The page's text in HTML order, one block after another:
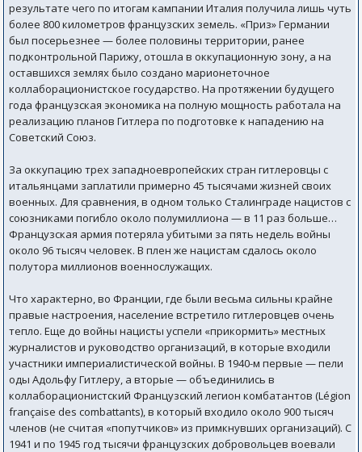
результате чего по итогам кампании Италия получила лишь чуть
более 800 километров французских земель. «Приз» Германии
был посерьезнее — более половины территории, ранее
подконтрольной Парижу, отошла в оккупационную зону, а на
оставшихся землях было создано марионеточное
коллаборационистское государство. На протяжении будущего
года французская экономика на полную мощность работала на
реализацию планов Гитлера по подготовке к нападению на
Советский Союз.
За оккупацию трех западноевропейских стран гитлеровцы с
итальянцами заплатили примерно 45 тысячами жизней своих
военных. Для сравнения, в одном только Сталинграде нацистов с
союзниками погибло около полумиллиона — в 11 раз больше…
Французская армия потеряла убитыми за пять недель войны
около 96 тысяч человек. В плен же нацистам сдалось около
полутора миллионов военнослужащих.
Что характерно, во Франции, где были весьма сильны крайне
правые настроения, население встретило гитлеровцев очень
тепло. Еще до войны нацисты успели «прикормить» местных
журналистов и руководство организаций, в которые входили
участники империалистической войны. В 1940-м первые — пели
оды Адольфу Гитлеру, а вторые — объединились в
коллаборационистский Французский легион комбатантов (Légion
française des combattants), в который входило около 900 тысяч
членов (не считая «попутчиков» из примкнувших организаций). С
1941 и по 1945 год тысячи французских добровольцев воевали